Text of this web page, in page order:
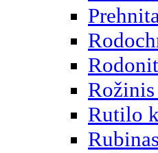
Rutilo
Rubinas